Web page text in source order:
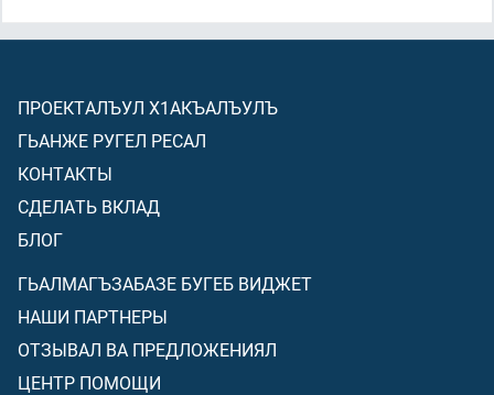
ПРОЕКТАЛЪУЛ Х1АКЪАЛЪУЛЪ
ГЬАНЖЕ РУГЕЛ РЕСАЛ
КОНТАКТЫ
СДЕЛАТЬ ВКЛАД
БЛОГ
ГЬАЛМАГЪЗАБАЗЕ БУГЕБ ВИДЖЕТ
НАШИ ПАРТНЕРЫ
ОТЗЫВАЛ ВА ПРЕДЛОЖЕНИЯЛ
ЦЕНТР ПОМОЩИ